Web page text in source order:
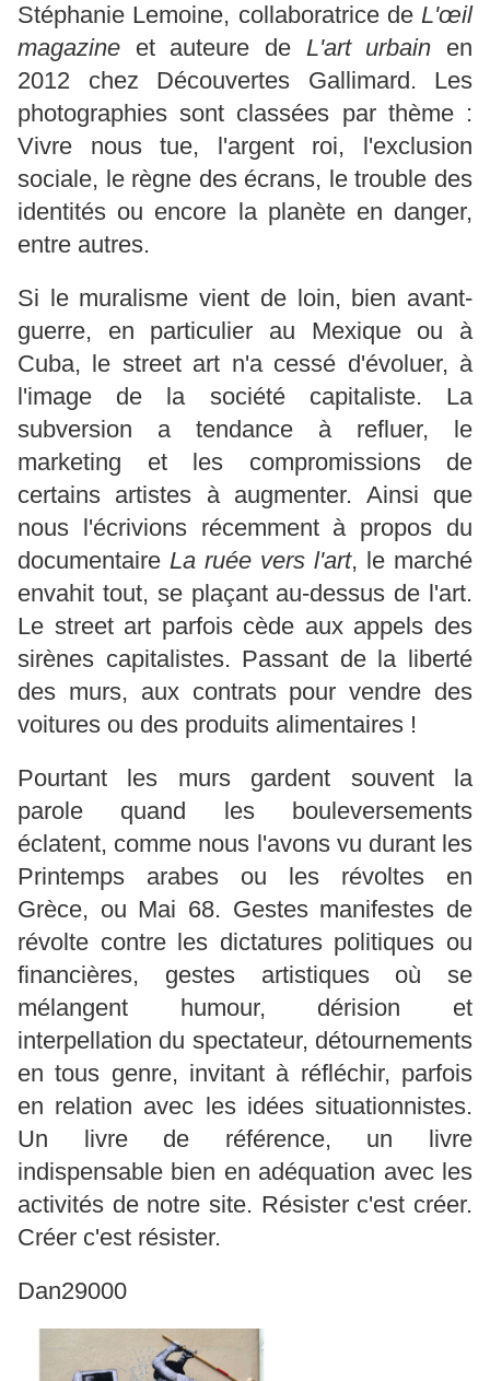
Stéphanie Lemoine, collaboratrice de L'œil
magazine et auteure de L'art urbain en
2012 chez Découvertes Gallimard. Les
photographies sont classées par thème :
Vivre nous tue, l'argent roi, l'exclusion
sociale, le règne des écrans, le trouble des
identités ou encore la planète en danger,
entre autres.
Si le muralisme vient de loin, bien avant-
guerre, en particulier au Mexique ou à
Cuba, le street art n'a cessé d'évoluer, à
l'image de la société capitaliste. La
subversion a tendance à refluer, le
marketing et les compromissions de
certains artistes à augmenter. Ainsi que
nous l'écrivions récemment à propos du
documentaire La ruée vers l'art, le marché
envahit tout, se plaçant au-dessus de l'art.
Le street art parfois cède aux appels des
sirènes capitalistes. Passant de la liberté
des murs, aux contrats pour vendre des
voitures ou des produits alimentaires !
Pourtant les murs gardent souvent la
parole quand les bouleversements
éclatent, comme nous l'avons vu durant les
Printemps arabes ou les révoltes en
Grèce, ou Mai 68. Gestes manifestes de
révolte contre les dictatures politiques ou
financières, gestes artistiques où se
mélangent humour, dérision et
interpellation du spectateur, détournements
en tous genre, invitant à réfléchir, parfois
en relation avec les idées situationnistes.
Un livre de référence, un livre
indispensable bien en adéquation avec les
activités de notre site. Résister c'est créer.
Créer c'est résister.
Dan29000